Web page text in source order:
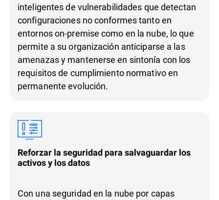
inteligentes de vulnerabilidades que detectan
configuraciones no conformes tanto en
entornos on-premise como en la nube, lo que
permite a su organización anticiparse a las
amenazas y mantenerse en sintonía con los
requisitos de cumplimiento normativo en
permanente evolución.
Reforzar la seguridad para salvaguardar los
activos y los datos
Con una seguridad en la nube por capas